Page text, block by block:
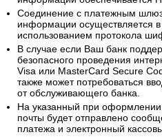
Соединение с платежным
информации осуществляется
использованием протокола
В случае если Ваш банк
безопасного проведения
Visa или MasterCard Secure
также может потребоваться
от обслуживающего банка.
На указанный при оформлении
почты будет отправлено
платежа и электронный